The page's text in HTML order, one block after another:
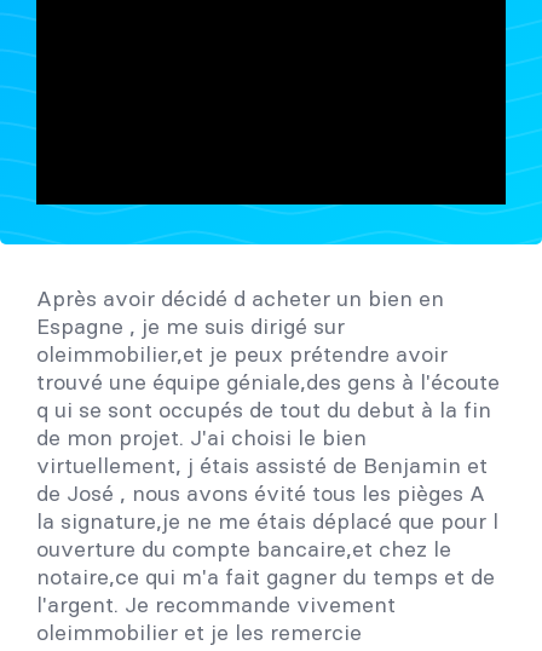
Après avoir décidé d acheter un bien en
Espagne , je me suis dirigé sur
oleimmobilier,et je peux prétendre avoir
trouvé une équipe géniale,des gens à l'écoute
q ui se sont occupés de tout du debut à la fin
de mon projet. J'ai choisi le bien
virtuellement, j étais assisté de Benjamin et
de José , nous avons évité tous les pièges A
la signature,je ne me étais déplacé que pour l
ouverture du compte bancaire,et chez le
notaire,ce qui m'a fait gagner du temps et de
l'argent. Je recommande vivement
oleimmobilier et je les remercie